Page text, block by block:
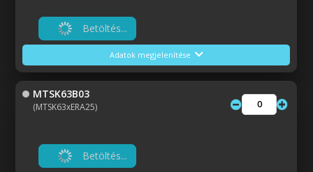
Betöltés...
Adatok megjelenítése
MTSK63B03
(MTSK63xERA25)
Betöltés...